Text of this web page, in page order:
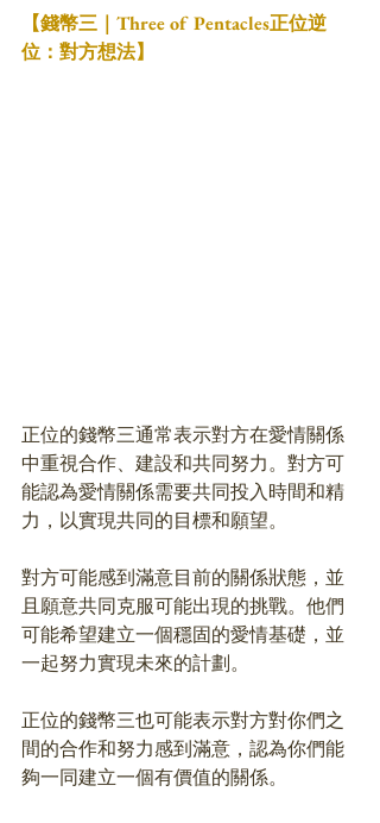
【錢幣三｜Three of Pentacles正位逆
位：對方想法】
正位的錢幣三通常表示對方在愛情關係
中重視合作、建設和共同努力。對方可
能認為愛情關係需要共同投入時間和精
力，以實現共同的目標和願望。
對方可能感到滿意目前的關係狀態，並
且願意共同克服可能出現的挑戰。他們
可能希望建立一個穩固的愛情基礎，並
一起努力實現未來的計劃。
正位的錢幣三也可能表示對方對你們之
間的合作和努力感到滿意，認為你們能
夠一同建立一個有價值的關係。